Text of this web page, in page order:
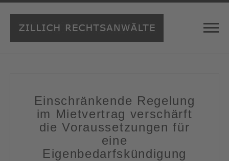
Einschränkende Regelung
im Mietvertrag verschärft
die Voraussetzungen für
eine
Eigenbedarfskündigung